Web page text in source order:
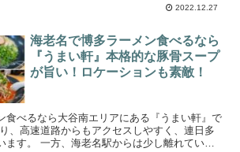
2022.12.27
海老名で博多ラーメン食べるなら
『うまい軒』本格的な豚骨スープ
が旨い！ロケーションも素敵！
食べるなら大谷南エリアにある『うまい軒』で
は少し離れていま